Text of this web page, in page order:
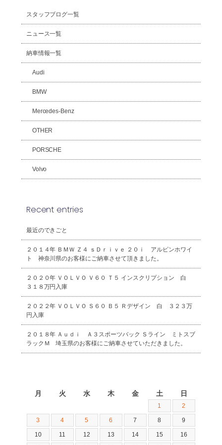
スタッフブログ一覧
ニュース一覧
納車情報一覧
Audi
BMW
Mercedes-Benz
OTHER
PORSCHE
Volvo
Recent entries
最近のできごと
２０１４年 ＢＭＷ Ｚ４ ｓＤｒｉｖｅ ２０ｉ アルピンホワイ
ト 神奈川県のお客様にご納車させて頂きました。
２０２０年 ＶＯＬＶＯ Ｖ６０ Ｔ５ インスクリプション 白
３１８万円入庫
２０２２年 ＶＯＬＶＯ Ｓ６０ Ｂ５ Ｒデザイン 白 ３２３万
円入庫
２０１８年 Ａｕｄｉ Ａ３スポーツバック Ｓライン ミトスブ
ラックＭ 埼玉県のお客様にご納車させていただきました。
月 火 水 木 金 土 日
1 2
3 4 5 6 7 8 9
10 11 12 13 14 15 16